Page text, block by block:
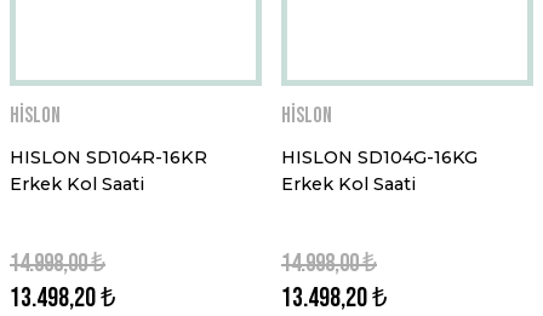
Hislon
HISLON SD104R-16KR
Erkek Kol Saati
13.498,20 ₺
14.998,00 ₺
Hislon
HISLON SD104G-16KG
Erkek Kol Saati
13.498,20 ₺
14.998,00 ₺